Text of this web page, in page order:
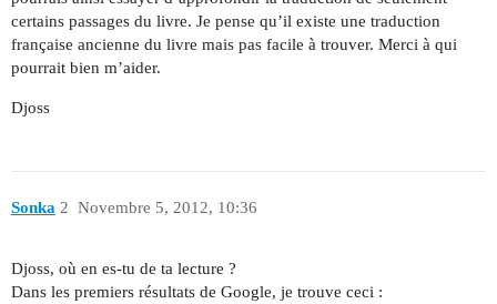
certains passages du livre. Je pense qu’il existe une traduction
française ancienne du livre mais pas facile à trouver. Merci à qui
pourrait bien m’aider.
Djoss
Sonka Novembre 5, 2012, 10:36
2
Djoss, où en es-tu de ta lecture ?
Dans les premiers résultats de Google, je trouve ceci :